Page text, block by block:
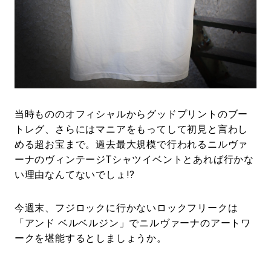
当時もののオフィシャルからグッドプリントのブー
トレグ、さらにはマニアをもってして初見と言わし
める超お宝まで。過去最大規模で行われるニルヴァ
ーナのヴィンテージTシャツイベントとあれば行かな
い理由なんてないでしょ!?
今週末、フジロックに行かないロックフリークは
「アンド ベルベルジン」でニルヴァーナのアートワ
ークを堪能するとしましょうか。